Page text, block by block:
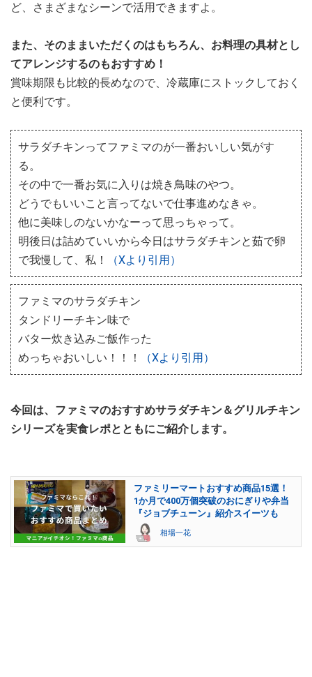
ど、さまざまなシーンで活用できますよ。
また、そのままいただくのはもちろん、お料理の具材とし
てアレンジするのもおすすめ！
賞味期限も比較的長めなので、冷蔵庫にストックしておく
と便利です。
サラダチキンってファミマのが一番おいしい気がす
る。
その中で一番お気に入りは焼き鳥味のやつ。
どうでもいいこと言ってないで仕事進めなきゃ。
他に美味しのないかなーって思っちゃって。
明後日は詰めていいから今日はサラダチキンと茹で卵
で我慢して、私！
（Xより引用）
ファミマのサラダチキン
タンドリーチキン味で
バター炊き込みご飯作った
めっちゃおいしい！！！
（Xより引用）
今回は、ファミマのおすすめサラダチキン＆グリルチキン
シリーズを実食レポとともにご紹介します。
ファミリーマートおすすめ商品15選！
1か月で400万個突破のおにぎりや弁当
『ジョブチューン』紹介スイーツも
相場一花